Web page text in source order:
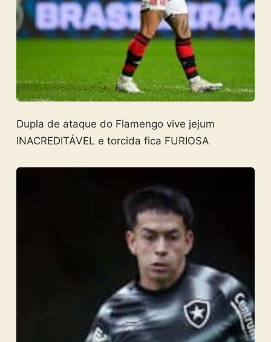
Dupla de ataque do Flamengo vive jejum
INACREDITÁVEL e torcida fica FURIOSA